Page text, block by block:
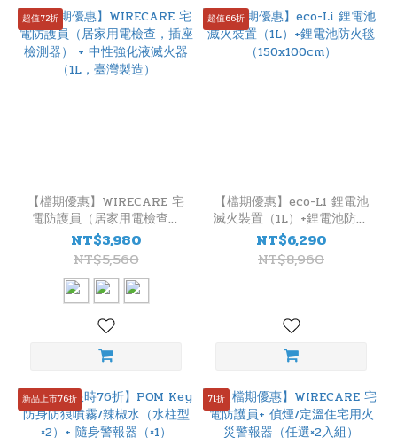
維
亞
(1)
超值72折
【檔期優惠】WIRECARE 宅
電防護員（居家用電檢查，
插座檢測器） + 中性強化液
滅火器（1L，臺灣製造）
NT$3,980
NT$5,560
超值66折
【檔期優惠】eco-Li 鋰電池
滅火裝置（1L）+鋰電池防火
毯（150x100cm）
NT$6,290
NT$8,960
新品上市76折 71折